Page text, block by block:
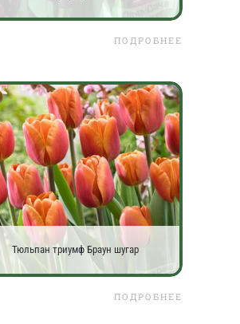
ПОДРОБНЕЕ
Тюльпан триумф Браун шугар
ПОДРОБНЕЕ